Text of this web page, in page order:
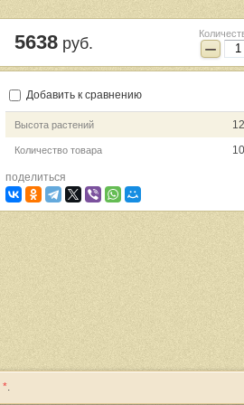
5638 руб. −
Добавить к сравнению
Высота растений
Количество товара
поделиться
*.